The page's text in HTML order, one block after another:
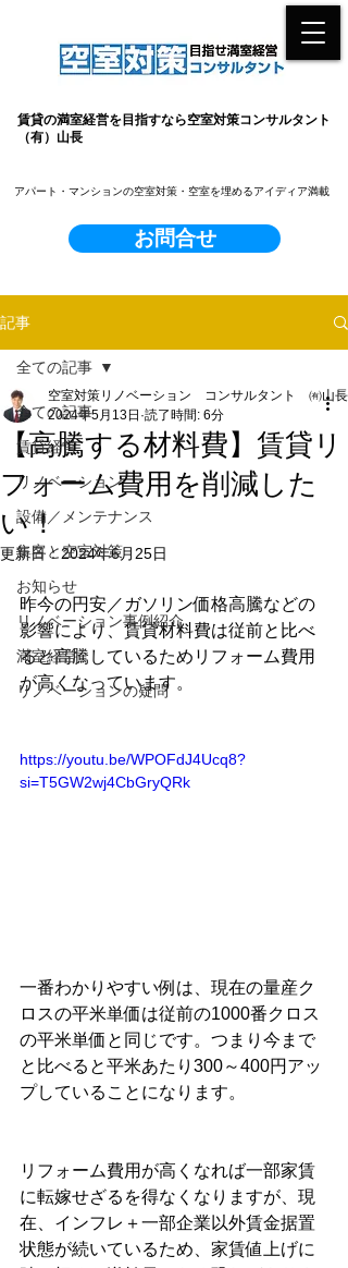
賃貸の満室経営を目指すなら空室対策コンサルタント
（有）山長
お問合せ
​アパート・マンションの空室対策・空室を埋めるアイディア満載
記事
全ての記事
賃貸経営
リノベーション
設備／メンテナンス
集客と空室対策
お知らせ
リノベーション事例紹介
満室経営
リノベーションの疑問
全ての記事
【高騰する材料費】賃貸リ
フォーム費用を削減した
い！
空室対策リノベーション コンサルタント ㈲山長
2024年5月13日 読了時間: 6分
更新日：2024年6月25日
昨今の円安／ガソリン価格高騰などの
影響により、賃貸材料費は従前と比べ
ると高騰しているためリフォーム費用
が高くなっています。
https://youtu.be/WPOFdJ4Ucq8?
si=T5GW2wj4CbGryQRk
一番わかりやすい例は、現在の量産ク
ロスの平米単価は従前の1000番クロス
の平米単価と同じです。つまり今まで
と比べると平米あたり300～400円アッ
プしていることになります。
リフォーム費用が高くなれば一部家賃
に転嫁せざるを得なくなりますが、現
在、インフレ＋一部企業以外賃金据置
状態が続いているため、家賃値上げに